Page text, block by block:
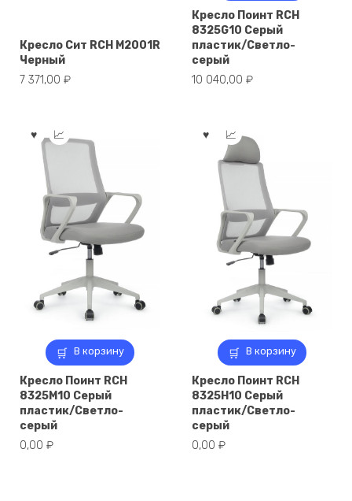
Кресло Сит RCH M2001R
Черный
7 371,00 ₽
Кресло Поинт RCH
8325G10 Серый
пластик/Светло-
серый
10 040,00 ₽
В корзину
Кресло Поинт RCH
8325M10 Серый
пластик/Светло-
серый
0,00 ₽
В корзину
Кресло Поинт RCH
8325H10 Серый
пластик/Светло-
серый
0,00 ₽